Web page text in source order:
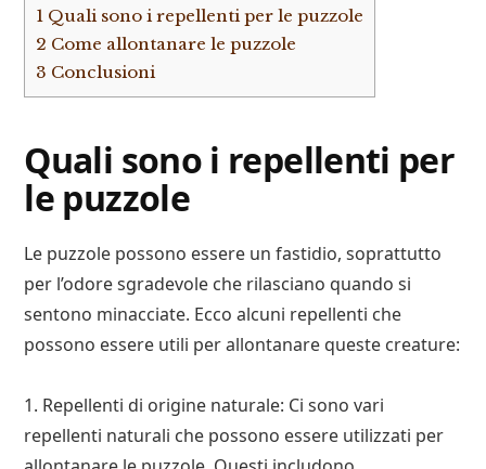
1 Quali sono i repellenti per le puzzole
2 Come allontanare le puzzole
3 Conclusioni
Quali sono i repellenti per
le puzzole
Le puzzole possono essere un fastidio, soprattutto
per l’odore sgradevole che rilasciano quando si
sentono minacciate. Ecco alcuni repellenti che
possono essere utili per allontanare queste creature:
1. Repellenti di origine naturale: Ci sono vari
repellenti naturali che possono essere utilizzati per